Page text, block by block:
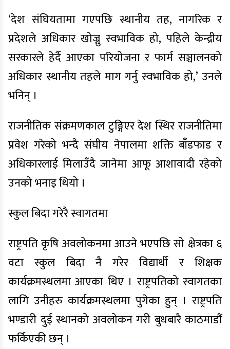
‘देश संघियतामा गएपछि स्थानीय तह, नागरिक र
प्रदेशले अधिकार खोज्नु स्वभाविक हो, पहिले केन्द्रीय
सरकारले हेर्दै आएका परियोजना र फार्म सञ्चालनको
अधिकार स्थानीय तहले माग गर्नु स्वभाविक हो,’ उनले
भनिन् ।
राजनीतिक संक्रमणकाल टुङ्गिएर देश स्थिर राजनीतिमा
प्रवेश गरेको भन्दै संघीय नेपालमा शक्ति बाँडफाड र
अधिकारलाई मिलाउँदै जानेमा आफू आशावादी रहेको
उनको भनाइ थियो ।
स्कुल बिदा गरेरै स्वागतमा
राष्ट्रपति कृषि अवलोकनमा आउने भएपछि सो क्षेत्रका ६
वटा स्कुल बिदा नै गरेर विद्यार्थी र शिक्षक
कार्यक्रमस्थलमा आएका थिए । राष्ट्रपतिको स्वागतका
लागि उनीहरु कार्यक्रमस्थलमा पुगेका हुन् । राष्ट्रपति
भण्डारी दुई स्थानको अवलोकन गरी बुधबारै काठमाडौं
फर्किएकी छन् ।